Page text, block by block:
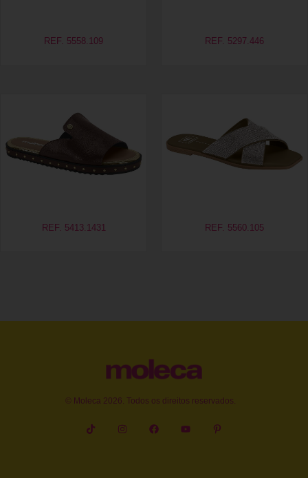
REF. 5558.109 REF. 5297.446
REF. 5413.1431 REF. 5560.105
© Moleca 2026. Todos os direitos reservados.